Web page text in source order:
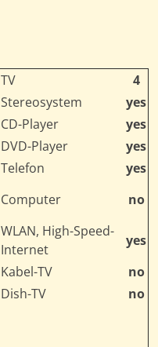
TV
4
Stereosystem
yes
CD-Player
yes
DVD-Player
yes
Telefon
yes
Computer no
WLAN, High-Speed-
Internet
yes
Kabel-TV
no
Dish-TV
no